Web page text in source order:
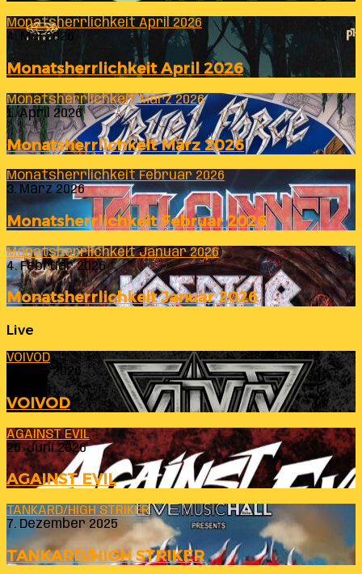
Monatsherrlichkeit April 2026
4. Mai 2026
Monatsherrlichkeit April 2026
Monatsherrlichkeit März 2026
1. April 2026
Monatsherrlichkeit März 2026
Monatsherrlichkeit Februar 2026
3. März 2026
Monatsherrlichkeit Februar 2026
Monatsherrlichkeit Januar 2026
4. Februar 2026
Monatsherrlichkeit Januar 2026
Live
VOIVOD
23. Juli 2026
VOIVOD
AGAINST EVIL
26. Juni 2026
AGAINST EVIL
TANKARD/HIGH STRIKER
7. Dezember 2025
TANKARD/HIGH STRIKER